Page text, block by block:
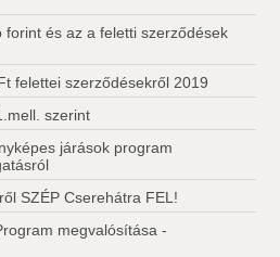
forint és az a feletti szerződések
felettei szerződésekről 2019
szerint
járások program
SZÉP Cserehátra FEL!
megvalósítása -